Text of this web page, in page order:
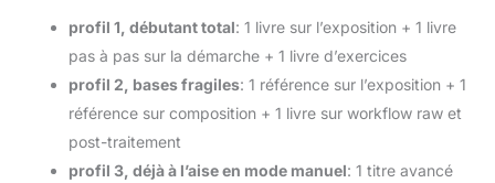
profil 1, débutant total: 1 livre sur l’exposition + 1 livre
pas à pas sur la démarche + 1 livre d’exercices
profil 2, bases fragiles: 1 référence sur l’exposition + 1
référence sur composition + 1 livre sur workflow raw et
post-traitement
profil 3, déjà à l’aise en mode manuel: 1 titre avancé